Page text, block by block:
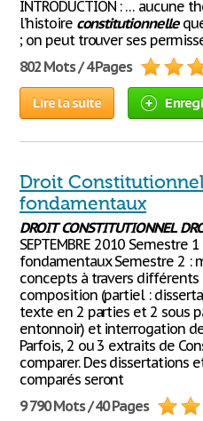
INTRODUCTION : … aucune
l’histoire constitutionnelle
; on peut trouver ses
802 Mots / 4 Pages
Lire la suite
Droit
fondamentaux
DROITCONSTITUTIONNEL
SEPTEMBRE 2010 Semestre
fondamentaux Semestre 2 :
concepts à travers différents
composition (partiel :
texte en 2 parties et 2 sous
entonnoir) et interrogation
Parfois, 2 ou 3 extraits de
comparer. Des dissertations
comparés seront
9 790 Mots / 40 Pages